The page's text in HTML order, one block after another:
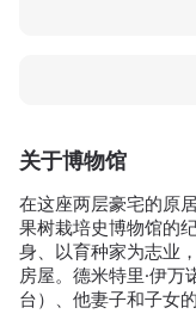
关于博物馆
在这座两层豪宅的
果树栽培史博物馆的
身、以育种家为志业
房屋。德米特里·伊
台）、他妻子和子女